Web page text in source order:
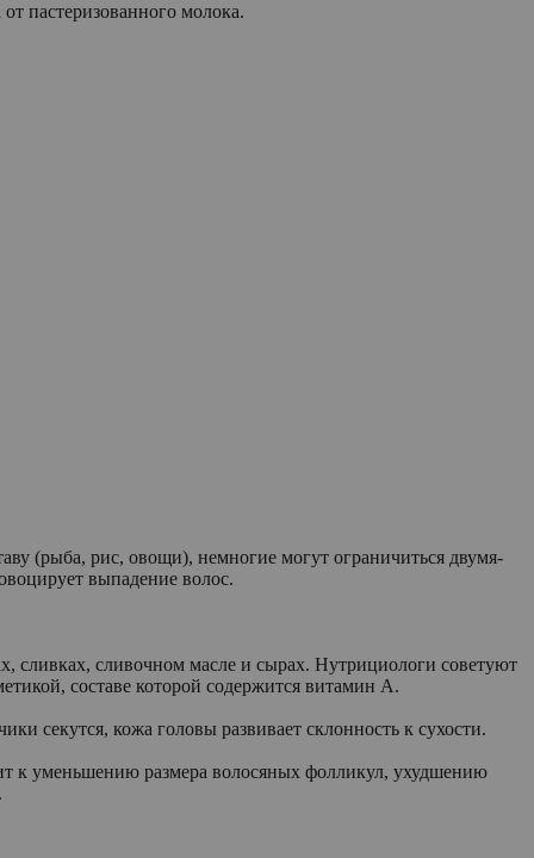
пастеризованного молока.
(рыба, рис, овощи), немногие могут ограничиться двумя-
выпадение волос.
сливках, сливочном масле и сырах. Нутрициологи советуют
составе которой содержится витамин А.
секутся, кожа головы развивает склонность к сухости.
к уменьшению размера волосяных фолликул, ухудшению